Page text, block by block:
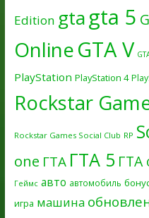
Edition gtagta 5
OnlineGTA V
PlayStation PlayStation 4
Rockstar
Rockstar Games Social Club RP
one ГТА ГТА 5 ГТА
Геймс авто автомобиль
игра машина